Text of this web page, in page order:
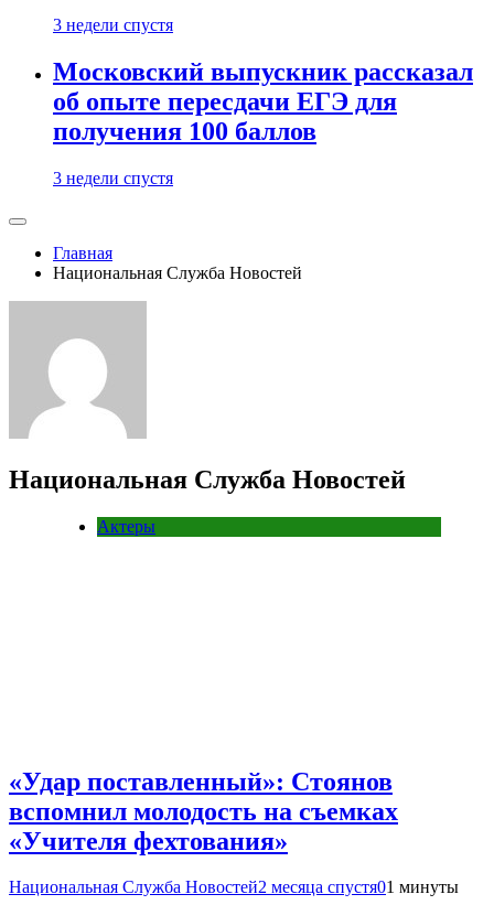
3 недели спустя
Московский выпускник рассказал
об опыте пересдачи ЕГЭ для
получения 100 баллов
3 недели спустя
Главная
Национальная Служба Новостей
Национальная Служба Новостей
Актеры
«Удар поставленный»: Стоянов
вспомнил молодость на съемках
«Учителя фехтования»
Национальная Служба Новостей2 месяца спустя01 минуты